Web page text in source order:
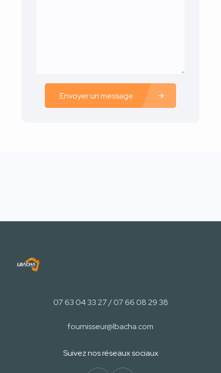
Envoyer un message
07 63 04 33 27 / 07 66 08 29 38
fournisseur@lbacha.com
Suivez nos réseaux sociaux